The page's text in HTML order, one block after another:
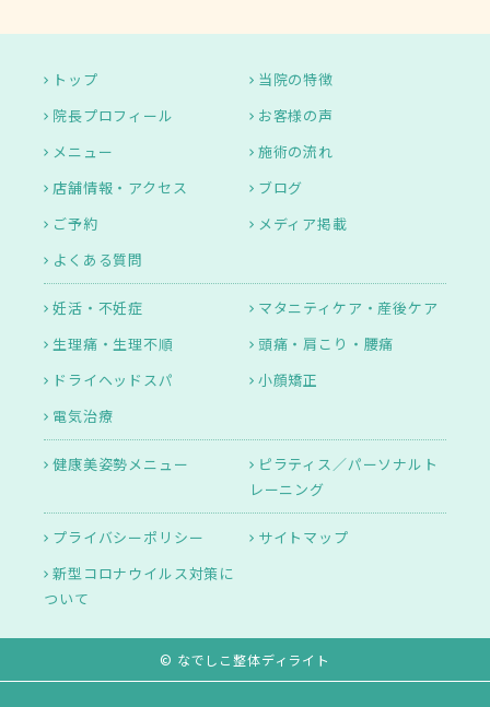
トップ
当院の特徴
院長プロフィール
お客様の声
メニュー
施術の流れ
店舗情報・アクセス
ブログ
ご予約
メディア掲載
よくある質問
妊活・不妊症
マタニティケア・産後ケア
生理痛・生理不順
頭痛・肩こり・腰痛
ドライヘッドスパ
小顔矯正
電気治療
健康美姿勢メニュー
ピラティス／パーソナルト
レーニング
プライバシーポリシー
サイトマップ
新型コロナウイルス対策に
ついて
© なでしこ整体ディライト